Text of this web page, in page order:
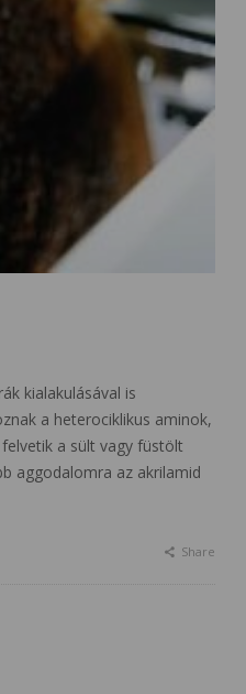
kialakulásával is
a heterociklikus aminok,
a sült vagy füstölt
aggodalomra az akrilamid
Share